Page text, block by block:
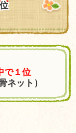
で１位
ネット）